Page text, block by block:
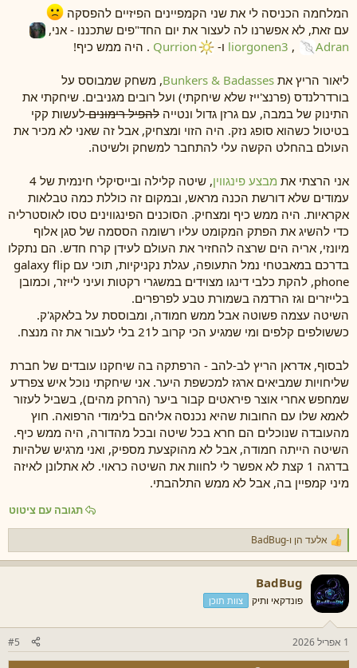
המלחמה הכניסה לי את שני הקמפיינים הפיזיים להפסקה
עם זאת, לא אפשרנו לה לעצור את יום החד"פים שתכננו - אני,
liorgonen3 , Adran ו- Qurrion . היה ממש כיף!
ליאור הריץ את Bunkers & Badasses, משחק שמבוסס על
בורדרלנדס (פרנצ'ייז שלא שיחקתי) ועל רובים מגניבים. שיחקתי את
התינוק של במבה, עם גרזן גדול ונטייה להפיל רימוניםלעשות קקי
בטיטול כשהוא סופג נזק. היה הזוי ומצחיק, אבל זה שאני לא מכיר את
העולם בהחלט הקשה עלי להתחבר למשחק ולשיטה.
אני הרצתי את מבצע פינגווין
, שיטה קלילה ובייסיקלי חינמית של 4
עמודים שלא דורשת הכנה מראש, ובמקום זה כוללת כמה טבלאות
אקראיות. היה ממש כיף ומצחיק. הסוכנים הפינגווינים טסו לאוסטרליה
כדי להשיג את הפתק המקומט עליו רשומה הססמה של סגן אלוף
מיונזי, אריה הים שרצה להחזיר את העולם לעידן קרח חדש. הם נתקלו
בדרכם במאבטחי נמל התעופה, עגלת נקניקיות, תוכי עם galaxy flip
phone, להקת כלבי דינגו מצוידים במשגרי רקטות ועיני לייזר, וכמובן
בלייזרים וגז הרדמה בשמורת טבע לפרפרים.
השיטה עצמה פשוטה אבל ממש חמודה, ומבוססת על בלאקג'ק.
כששולפים קלפים ומי שמגיע הכי קרוב ל21 בלי לעבור את זה מנצח.
לבסוף, אדראן הריץ לב-להב - הרפתקה בה שיחקנו עובדים של חברת
שליחויות שמביאים ארגז למכשפת היער. אני שיחקתי נוכל איש צפרדע
שמחפש אחרי אוצר פיראטים קבור ביער (הרחק מהים), בשביל לעזור
לאמא שלו עם החובות שהיא נכנסה אליהם בלימודי הרפואה. חוץ
מהעובדה שנוכלים הם חרא בכל שיטה ובכל מהדורה, היה ממש כיף.
השיטה הייתה חמודה, אבל לא מהוקצעת מספיק, ואני מרגיש שלהיות
בדרגה 1 קצת לא אפשר לי לחוות את השיטה כראוי. לא אתלונן לאיזה
מיני קמפיין בה, אבל לא ממש התלהבתי.
תגובה עם ציטוט
ר
ג
ש
ת
:
אלעד הן ו-BadBug
BadBug
פונדקאי ותיק צוות תוכן
1 אפריל 2026 #5